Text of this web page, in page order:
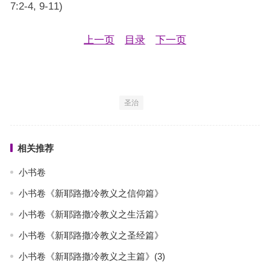
7:2-4, 9-11)
上一页 目录 下一页
圣治
相关推荐
小书卷
小书卷《新耶路撒冷教义之信仰篇》
小书卷《新耶路撒冷教义之生活篇》
小书卷《新耶路撒冷教义之圣经篇》
小书卷《新耶路撒冷教义之主篇》(3)